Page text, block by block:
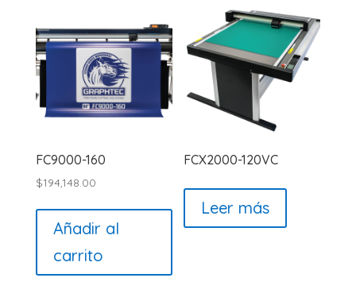
FC9000-160
$194,148.00
Añadir al
carrito
FCX2000-120VC
Leer más